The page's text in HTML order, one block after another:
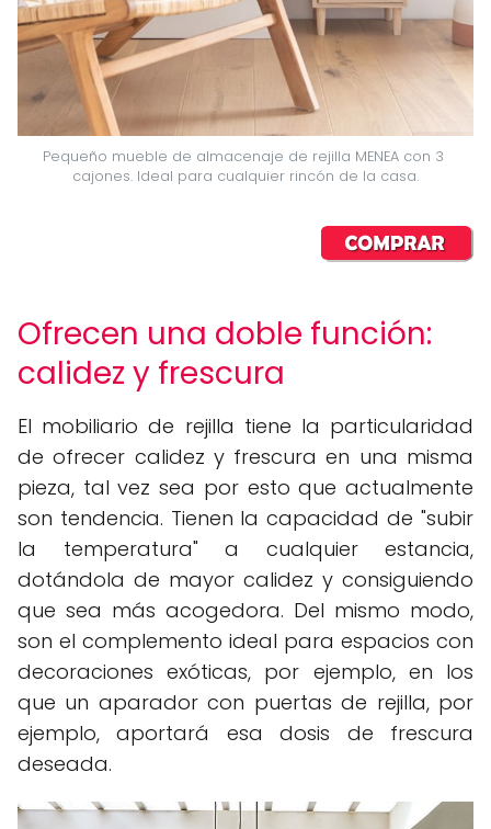
Pequeño mueble de almacenaje de rejilla MENEA con 3
cajones. Ideal para cualquier rincón de la casa.
Ofrecen una doble función:
calidez y frescura
El mobiliario de rejilla tiene la particularidad
de ofrecer calidez y frescura en una misma
pieza, tal vez sea por esto que actualmente
son tendencia. Tienen la capacidad de "subir
la temperatura" a cualquier estancia,
dotándola de mayor calidez y consiguiendo
que sea más acogedora. Del mismo modo,
son el complemento ideal para espacios con
decoraciones exóticas, por ejemplo, en los
que un aparador con puertas de rejilla, por
ejemplo, aportará esa dosis de frescura
deseada.